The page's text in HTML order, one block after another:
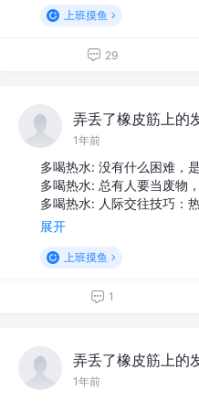
上班摸鱼
29
弄丢了橡皮筋上的
1年前
多喝热水: 没有什么困难，
多喝热水: 总有人要当废物
多喝热水: 人际交往技巧：
展开
上班摸鱼
1
弄丢了橡皮筋上的
1年前